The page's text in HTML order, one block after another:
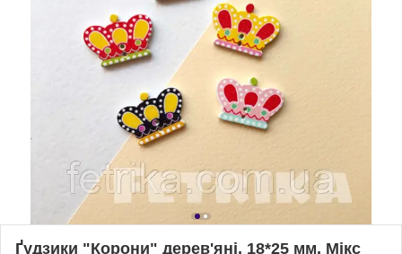
Ґудзики "Корони" дерев'яні, 18*25 мм, Мікс